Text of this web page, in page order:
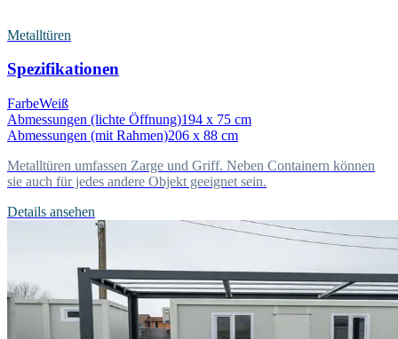
Metalltüren
Spezifikationen
FarbeWeiß
Abmessungen (lichte Öffnung)194 x 75 cm
Abmessungen (mit Rahmen)206 x 88 cm
Metalltüren umfassen Zarge und Griff. Neben Containern können
sie auch für jedes andere Objekt geeignet sein.
Details ansehen